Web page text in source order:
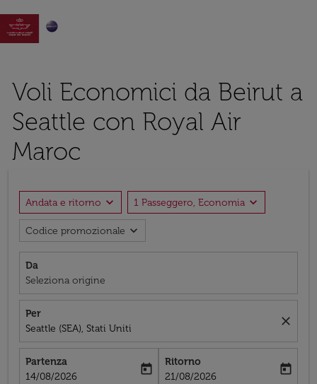

Voli Economici da Beirut a
Seattle con Royal Air
Maroc
Andata e ritorno expand_more 1 Passeggero, Economia expand_more
Codice promozionale expand_more
Da
Seleziona origine
Per
Seattle (SEA), Stati Uniti
close
Partenza
fc-booking-departure-date-aria-label
14/08/2026
today
Ritorno
fc-booking-return-date-aria-label
21/08/2026
today